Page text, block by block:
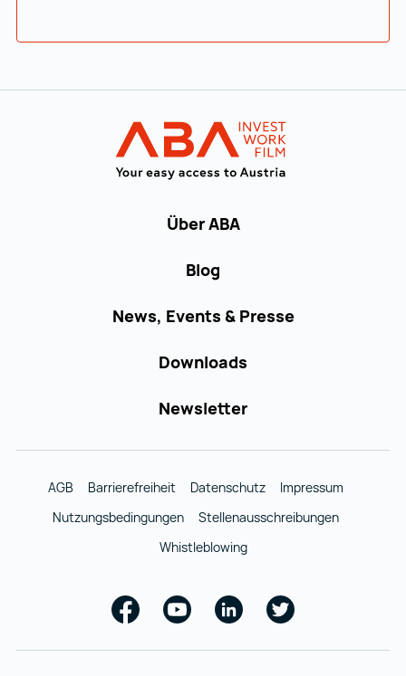
Über ABA
Blog
News, Events & Presse
Downloads
Newsletter
AGB Barrierefreiheit Datenschutz
Impressum
Nutzungsbedingungen
Stellenausschreibungen
Whistleblowing
Facebook
Youtube
Linkedin
Twitter